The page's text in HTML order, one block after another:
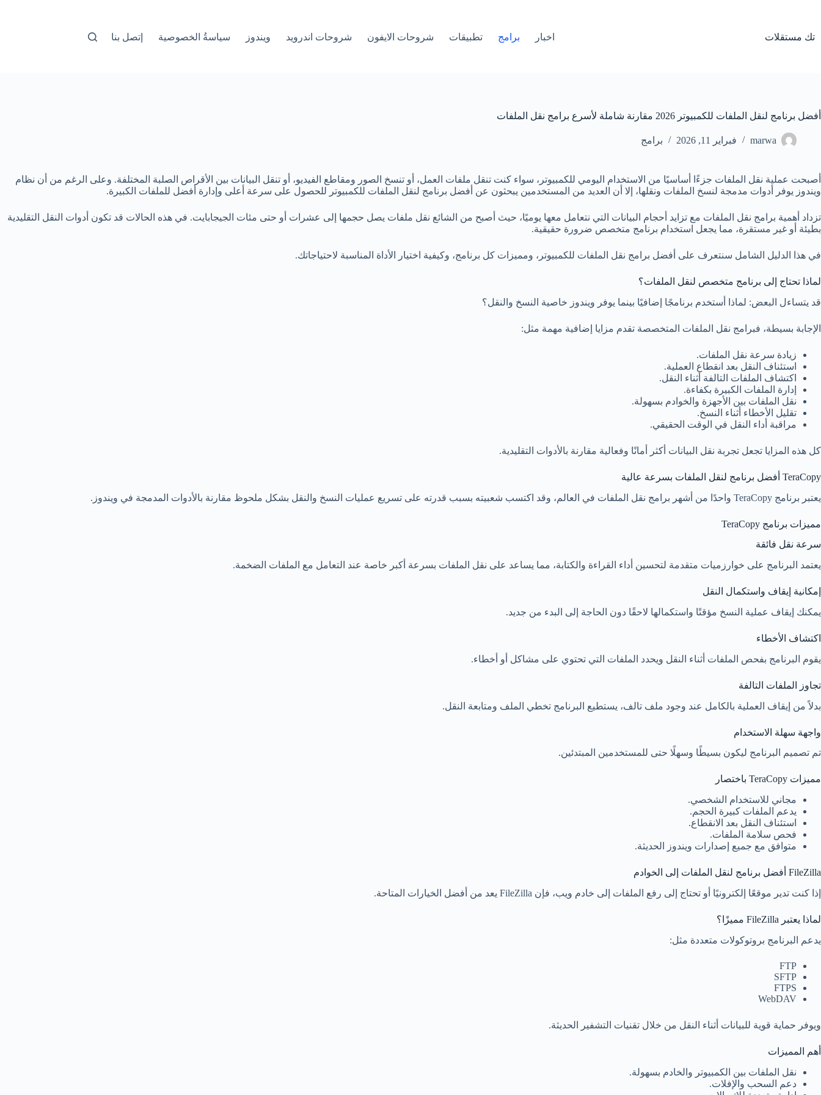
تك مستقلات اخبار برامج تطبيقات شروحات الايفون شروحات اندرويد ويندوز سياسةُ الخصوصية إتصل بنا
أفضل برنامج لنقل الملفات للكمبيوتر 2026 مقارنة شاملة لأسرع برامج نقل الملفات
marwa فبراير 11, 2026 برامج
أصبحت عملية نقل الملفات جزءًا أساسيًا من الاستخدام اليومي للكمبيوتر، سواء كنت تنقل ملفات العمل، أو تنسخ الصور ومقاطع الفيديو، أو تنقل البيانات بين الأقراص الصلبة المختلفة. وعلى الرغم من أن نظام
ويندوز يوفر أدوات مدمجة لنسخ الملفات ونقلها، إلا أن العديد من المستخدمين يبحثون عن أفضل برنامج لنقل الملفات للكمبيوتر للحصول على سرعة أعلى وإدارة أفضل للملفات الكبيرة.
تزداد أهمية برامج نقل الملفات مع تزايد أحجام البيانات التي نتعامل معها يوميًا، حيث أصبح من الشائع نقل ملفات يصل حجمها إلى عشرات أو حتى مئات الجيجابايت. في هذه الحالات قد تكون أدوات النقل التقليدية
بطيئة أو غير مستقرة، مما يجعل استخدام برنامج متخصص ضرورة حقيقية.
في هذا الدليل الشامل سنتعرف على أفضل برامج نقل الملفات للكمبيوتر، ومميزات كل برنامج، وكيفية اختيار الأداة المناسبة لاحتياجاتك.
لماذا تحتاج إلى برنامج متخصص لنقل الملفات؟
قد يتساءل البعض: لماذا أستخدم برنامجًا إضافيًا بينما يوفر ويندوز خاصية النسخ والنقل؟
الإجابة بسيطة، فبرامج نقل الملفات المتخصصة تقدم مزايا إضافية مهمة مثل:
زيادة سرعة نقل الملفات.
استئناف النقل بعد انقطاع العملية.
اكتشاف الملفات التالفة أثناء النقل.
إدارة الملفات الكبيرة بكفاءة.
نقل الملفات بين الأجهزة والخوادم بسهولة.
تقليل الأخطاء أثناء النسخ.
مراقبة أداء النقل في الوقت الحقيقي.
كل هذه المزايا تجعل تجربة نقل البيانات أكثر أمانًا وفعالية مقارنة بالأدوات التقليدية.
TeraCopy أفضل برنامج لنقل الملفات بسرعة عالية
يعتبر برنامج TeraCopy واحدًا من أشهر برامج نقل الملفات في العالم، وقد اكتسب شعبيته بسبب قدرته على تسريع عمليات النسخ والنقل بشكل ملحوظ مقارنة بالأدوات المدمجة في ويندوز.
مميزات برنامج TeraCopy
سرعة نقل فائقة
يعتمد البرنامج على خوارزميات متقدمة لتحسين أداء القراءة والكتابة، مما يساعد على نقل الملفات بسرعة أكبر خاصة عند التعامل مع الملفات الضخمة.
إمكانية إيقاف واستكمال النقل
يمكنك إيقاف عملية النسخ مؤقتًا واستكمالها لاحقًا دون الحاجة إلى البدء من جديد.
اكتشاف الأخطاء
يقوم البرنامج بفحص الملفات أثناء النقل ويحدد الملفات التي تحتوي على مشاكل أو أخطاء.
تجاوز الملفات التالفة
بدلاً من إيقاف العملية بالكامل عند وجود ملف تالف، يستطيع البرنامج تخطي الملف ومتابعة النقل.
واجهة سهلة الاستخدام
تم تصميم البرنامج ليكون بسيطًا وسهلًا حتى للمستخدمين المبتدئين.
مميزات TeraCopy باختصار
مجاني للاستخدام الشخصي.
يدعم الملفات كبيرة الحجم.
استئناف النقل بعد الانقطاع.
فحص سلامة الملفات.
متوافق مع جميع إصدارات ويندوز الحديثة.
FileZilla أفضل برنامج لنقل الملفات إلى الخوادم
إذا كنت تدير موقعًا إلكترونيًا أو تحتاج إلى رفع الملفات إلى خادم ويب، فإن FileZilla يعد من أفضل الخيارات المتاحة.
لماذا يعتبر FileZilla مميزًا؟
يدعم البرنامج بروتوكولات متعددة مثل:
FTP
SFTP
FTPS
WebDAV
ويوفر حماية قوية للبيانات أثناء النقل من خلال تقنيات التشفير الحديثة.
أهم المميزات
نقل الملفات بين الكمبيوتر والخادم بسهولة.
دعم السحب والإفلات.